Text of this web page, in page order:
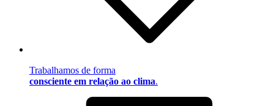
Trabalhamos de forma
consciente em relação ao clima.